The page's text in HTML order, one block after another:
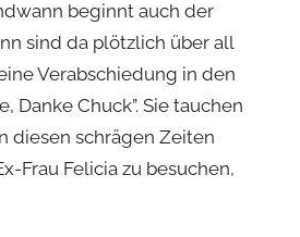
beginnt auch der
sind da plötzlich über all
Verabschiedung in den
Danke Chuck”. Sie tauchen
diesen schrägen Zeiten
Frau Felicia zu besuchen,